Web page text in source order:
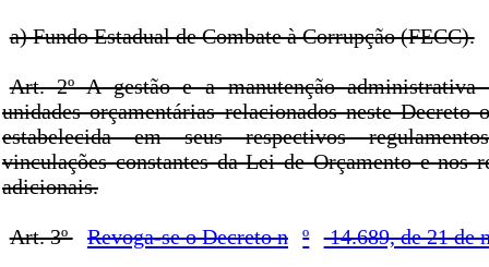
a) Fundo Estadual de Combate à Corrupção (FECC).
Art. 2º A gestão e a manutenção administrativa
unidades orçamentárias relacionados neste Decreto
estabelecida em seus respectivos
vinculações constantes da Lei de Orçamento e nos
adicionais.
Art. 3º Revoga-se o Decreto n º 14.689, de 21 de